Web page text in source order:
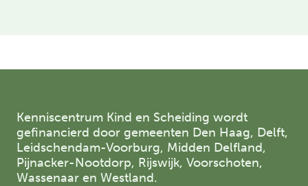
Kenniscentrum Kind en Scheiding wordt
gefinancierd door gemeenten Den Haag, Delft,
Leidschendam-Voorburg, Midden Delfland,
Pijnacker-Nootdorp, Rijswijk, Voorschoten,
Wassenaar en Westland.